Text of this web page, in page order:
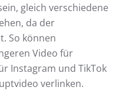
gleich verschiedene
da der
So können
Video für
Instagram und TikTok
verlinken.